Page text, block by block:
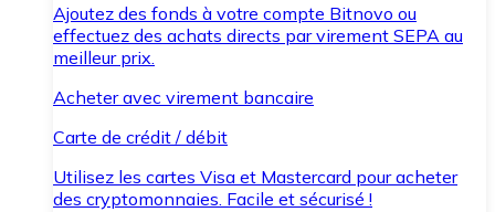
Ajoutez des fonds à votre compte Bitnovo ou
effectuez des achats directs par virement SEPA au
meilleur prix.
Acheter avec virement bancaire
Carte de crédit / débit
Utilisez les cartes Visa et Mastercard pour acheter
des cryptomonnaies. Facile et sécurisé !